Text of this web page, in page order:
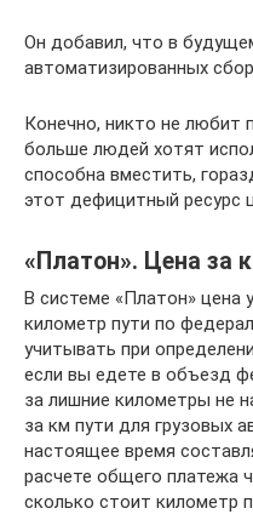
Он добавил, что в
автоматизированных
Конечно, никто не любит
больше людей хотят
способна вместить,
этот дефицитный ресурс
«Платон». Цена за
В системе «Платон» цена
километр пути по
учитывать при
если вы едете в объезд
за лишние километры не
за км пути для грузовых
настоящее время
расчете общего платежа
сколько стоит километр